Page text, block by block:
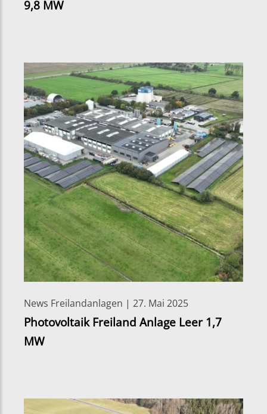
9,8 MW
News Freilandanlagen | 27. Mai 2025
Photovoltaik Freiland Anlage Leer 1,7
MW